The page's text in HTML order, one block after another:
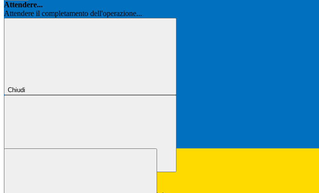
Attendere...
Attendere il completamento dell'operazione...
Chiudi